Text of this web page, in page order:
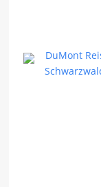
DuMont